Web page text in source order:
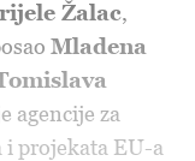
Žalac,
Mladena
agencije za
projekata EU-a